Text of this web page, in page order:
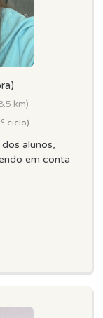
km)
ciclo)
alunos,
em conta